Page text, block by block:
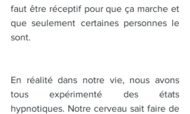
faut être réceptif pour que ça marche et
que seulement certaines personnes le
sont.
En réalité dans notre vie, nous avons
tous expérimenté des états
hypnotiques. Notre cerveau sait faire de